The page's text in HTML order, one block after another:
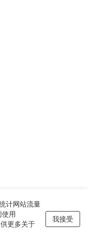
计网站流量
用
更多关于
我接受